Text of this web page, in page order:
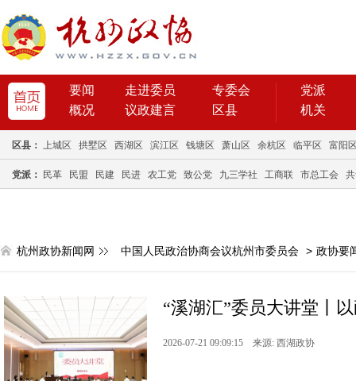
要闻 走进委员
专委会
概况
议政建言 区县
党派
机关
区县： 上城区 拱墅区 西湖区 滨江区 钱塘区 萧山区 余杭区 临平区 富阳
党派： 民革 民盟 民建 民进 农工党 致公党 九三学社 工商联 市总工会
杭州政协新闻网 中国人民政治协商会议杭州市委员会 > 政协要
“溪湖汇”委员大讲堂丨
2026-07-21 09:09:15 来源: 西湖政协